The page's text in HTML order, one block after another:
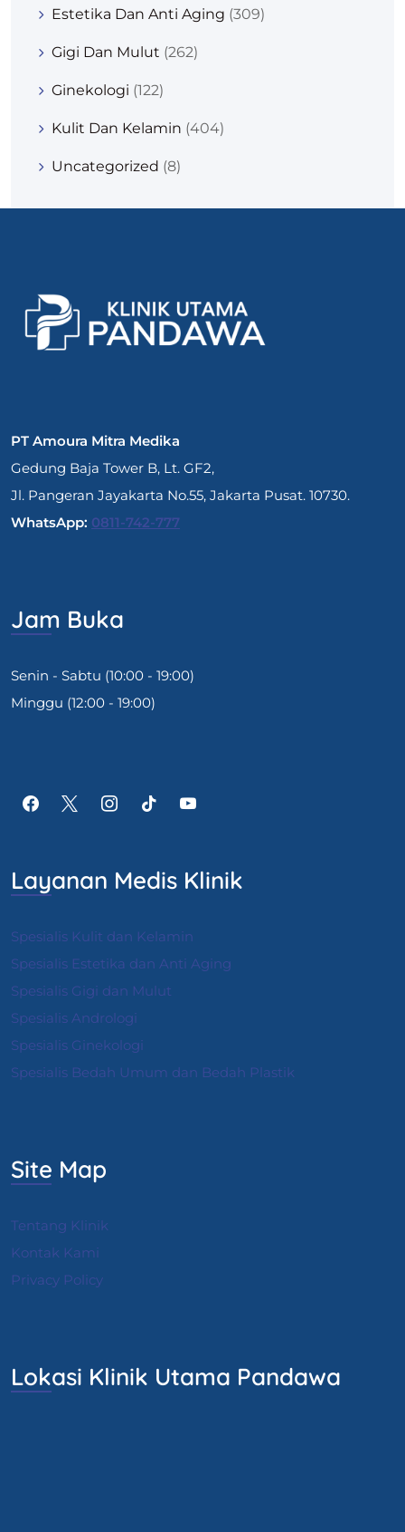
Estetika Dan Anti Aging (309)
Gigi Dan Mulut (262)
Ginekologi (122)
Kulit Dan Kelamin (404)
Uncategorized (8)
PT Amoura Mitra Medika
Gedung Baja Tower B, Lt. GF2,
Jl. Pangeran Jayakarta No.55, Jakarta Pusat. 10730.
WhatsApp: 0811-742-777
Jam Buka
Senin - Sabtu (10:00 - 19:00)
Minggu (12:00 - 19:00)
Layanan Medis Klinik
Spesialis Kulit dan Kelamin
Spesialis Estetika dan Anti Aging
Spesialis Gigi dan Mulut
Spesialis Andrologi
Spesialis Ginekologi
Spesialis Bedah Umum dan Bedah Plastik
Site Map
Tentang Klinik
Kontak Kami
Privacy Policy
Lokasi Klinik Utama Pandawa